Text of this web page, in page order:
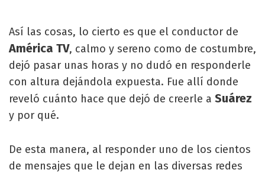
Así las cosas, lo cierto es que el conductor de
América TV, calmo y sereno como de costumbre,
dejó pasar unas horas y no dudó en responderle
con altura dejándola expuesta. Fue allí donde
reveló cuánto hace que dejó de creerle a Suárez
y por qué.
De esta manera, al responder uno de los cientos
de mensajes que le dejan en las diversas redes